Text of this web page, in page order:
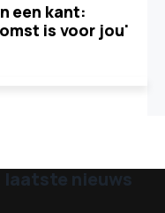
een kant:
is voor jou'
laatste nieuws